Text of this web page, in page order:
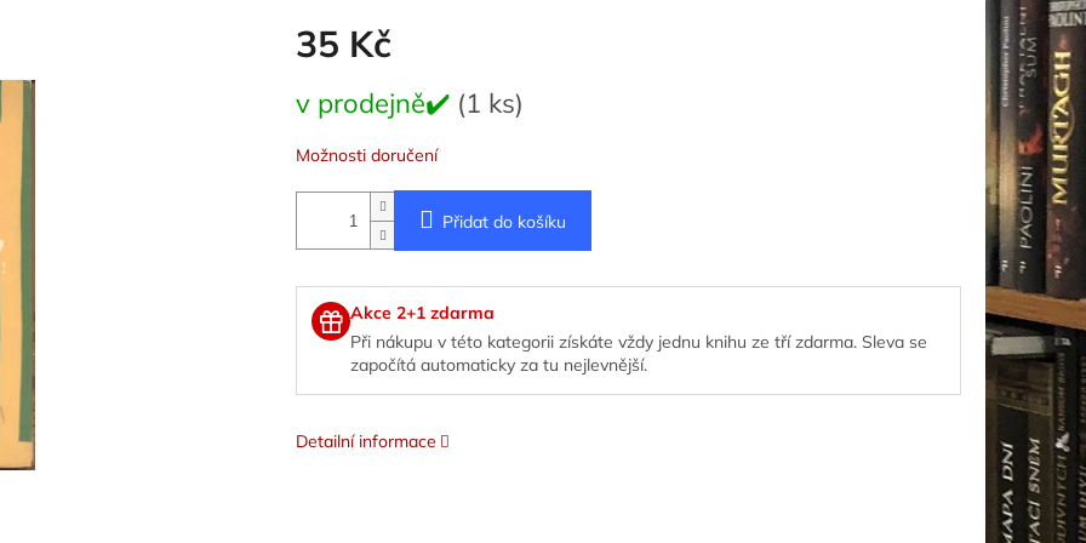
35 Kč
cena:
v prodejně✔️ (1 ks)
Možnosti doručení
Přidat do košíku
Akce 2+1 zdarma
Při nákupu v této kategorii získáte vždy jednu knihu ze tří zdarma. Sleva se
započítá automaticky za tu nejlevnější.
Detailní informace